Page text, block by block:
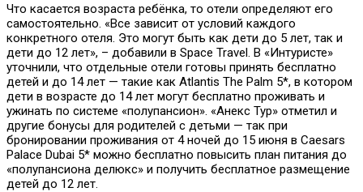
Что касается возраста ребёнка, то отели определяют его
самостоятельно. «Все зависит от условий каждого
конкретного отеля. Это могут быть как дети до 5 лет, так и
дети до 12 лет», – добавили в Space Travel. В «Интуристе»
уточнили, что отдельные отели готовы принять бесплатно
детей и до 14 лет — такие как Atlantis The Palm 5*, в котором
дети в возрасте до 14 лет могут бесплатно проживать и
ужинать по системе «полупансион». «Анекс Тур» отметил и
другие бонусы для родителей с детьми — так при
бронировании проживания от 4 ночей до 15 июня в Caesars
Palace Dubai 5* можно бесплатно повысить план питания до
«полупансиона делюкс» и получить бесплатное размещение
детей до 12 лет.